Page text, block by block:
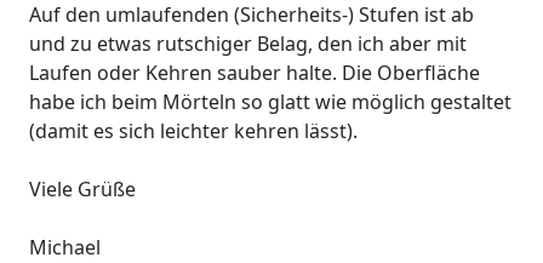
Auf den umlaufenden (Sicherheits-) Stufen ist ab
und zu etwas rutschiger Belag, den ich aber mit
Laufen oder Kehren sauber halte. Die Oberfläche
habe ich beim Mörteln so glatt wie möglich gestaltet
(damit es sich leichter kehren lässt).
Viele Grüße
Michael